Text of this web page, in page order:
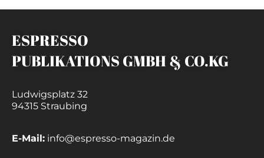
ESPRESSO
PUBLIKATIONS GMBH & CO.KG
Ludwigsplatz 32
94315 Straubing
E-Mail: info@espresso-magazin.de